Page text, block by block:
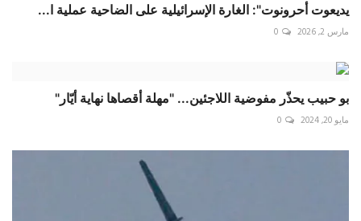
يديعوت أحرونوت": الغارة الإسرائيلية على الضاحية عملية ا...
مارس 2, 2026 0
بو حبيب يحذّر مفوضية اللاجئين... "مهلة أقصاها نهاية أيّار"
مايو 20, 2024 0